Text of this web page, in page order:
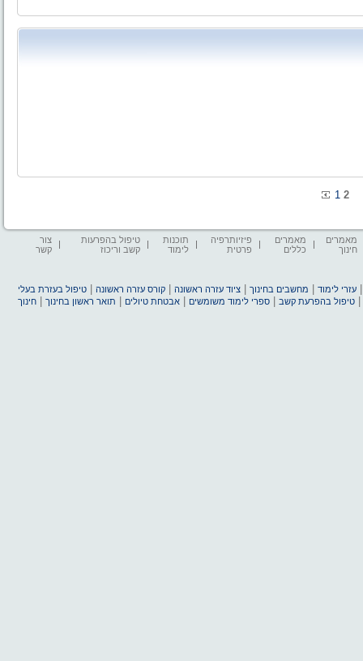
1 2
מאמרים
חינוך
מאמרים
כללים
פיזיותרפיה
פרטית
תוכנות
לימוד
טיפול בהפרעות
קשב וריכוז
צור
קשר
עזרי לימוד מחשבים בחינוך |ציוד עזרה ראשונה |קורס עזרה ראשונה |טיפול בעזרת בעלי
|טיפול בהפרעת קשב |ספרי לימוד משומשים |אבטחת טיולים תואר ראשון בחינוך |חינוך